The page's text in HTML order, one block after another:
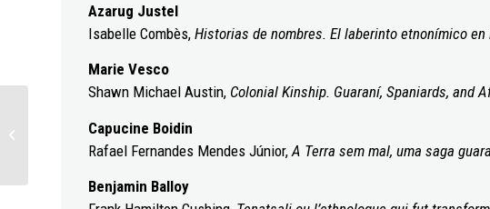
Azarug Justel
Isabelle Combès, Historias de nombres. El laberinto etnonímico
Marie Vesco
Shawn Michael Austin, Colonial Kinship. Guaraní, Spaniards, and
Capucine Boidin
Rafael Fernandes Mendes Júnior, A Terra sem mal, uma saga
Benjamin Balloy
préhistorique française